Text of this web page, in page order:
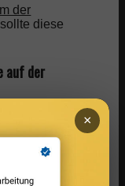
der
diese
auf der
×